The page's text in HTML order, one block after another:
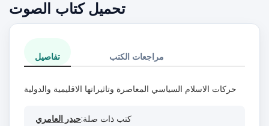
تحميل كتاب الصوت
تفاصيل مراجعات الكتب
حركات الاسلام السياسي المعاصرة وتاثيراتها الاقليمية والدولية
كتب ذات صلة:حيدر العامري